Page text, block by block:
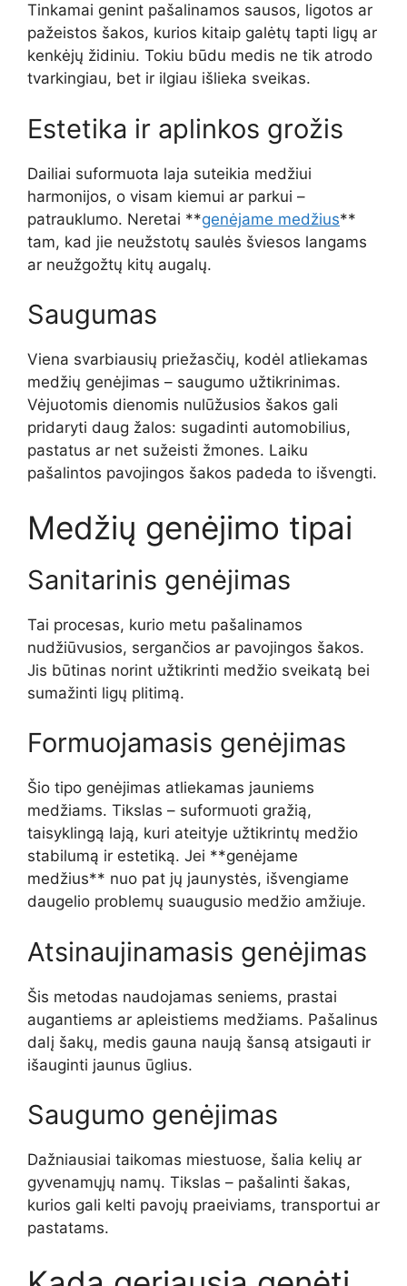
Tinkamai genint pašalinamos sausos, ligotos ar
pažeistos šakos, kurios kitaip galėtų tapti ligų ar
kenkėjų židiniu. Tokiu būdu medis ne tik atrodo
tvarkingiau, bet ir ilgiau išlieka sveikas.
Estetika ir aplinkos grožis
Dailiai suformuota laja suteikia medžiui
harmonijos, o visam kiemui ar parkui –
patrauklumo. Neretai **genėjame medžius**
tam, kad jie neužstotų saulės šviesos langams
ar neužgožtų kitų augalų.
Saugumas
Viena svarbiausių priežasčių, kodėl atliekamas
medžių genėjimas – saugumo užtikrinimas.
Vėjuotomis dienomis nulūžusios šakos gali
pridaryti daug žalos: sugadinti automobilius,
pastatus ar net sužeisti žmones. Laiku
pašalintos pavojingos šakos padeda to išvengti.
Medžių genėjimo tipai
Sanitarinis genėjimas
Tai procesas, kurio metu pašalinamos
nudžiūvusios, sergančios ar pavojingos šakos.
Jis būtinas norint užtikrinti medžio sveikatą bei
sumažinti ligų plitimą.
Formuojamasis genėjimas
Šio tipo genėjimas atliekamas jauniems
medžiams. Tikslas – suformuoti gražią,
taisyklingą lają, kuri ateityje užtikrintų medžio
stabilumą ir estetiką. Jei **genėjame
medžius** nuo pat jų jaunystės, išvengiame
daugelio problemų suaugusio medžio amžiuje.
Atsinaujinamasis genėjimas
Šis metodas naudojamas seniems, prastai
augantiems ar apleistiems medžiams. Pašalinus
dalį šakų, medis gauna naują šansą atsigauti ir
išauginti jaunus ūglius.
Saugumo genėjimas
Dažniausiai taikomas miestuose, šalia kelių ar
gyvenamųjų namų. Tikslas – pašalinti šakas,
kurios gali kelti pavojų praeiviams, transportui ar
pastatams.